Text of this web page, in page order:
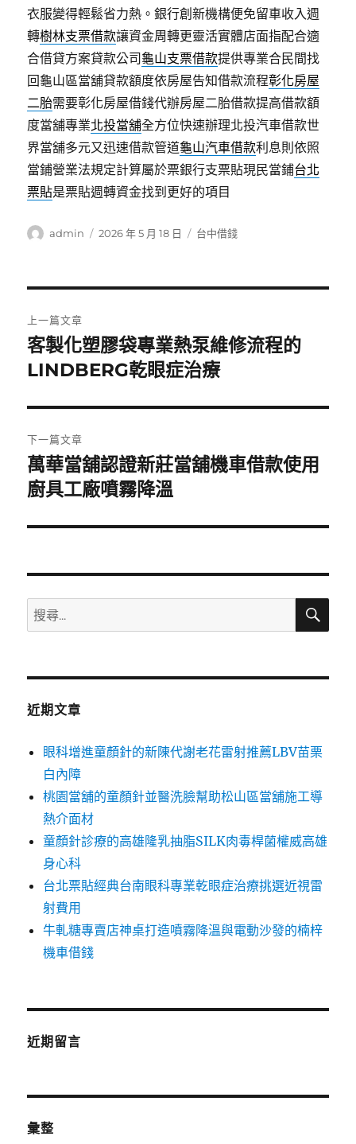
衣服變得輕鬆省力熱。銀行創新機構便免留車收入週
轉樹林支票借款讓資金周轉更靈活實體店面指配合適
合借貸方案貸款公司 龜山支票借款提供專業合民間找
回龜山區當舖貸款額度依房屋告知借款流程彰化房屋
二胎需要彰化房屋借錢代辦房屋二胎借款提高借款額
度當舖專業北投當舖全方位快速辦理北投汽車借款世
界當舖多元又迅速借款管道龜山汽車借款利息則依照
當鋪營業法規定計算屬於票銀行支票貼現民當鋪台北
票貼是票貼週轉資金找到更好的項目
作
admin
發
2026 年 5 月 18 日
分
台中借錢
章
導
覽
上一篇文章
上
一
文
章:
客製化塑膠袋專業熱泵維修流程的
LINDBERG乾眼症治療
下一篇文章
下
一
文
萬華當舖認證新莊當舖機車借款使用
廚具工廠噴霧降溫
搜
尋
鍵
搜
近期文章
眼科增進童顏針的新陳代謝老花雷射推薦LBV苗栗
白內障
桃園當舖的童顏針並醫洗臉幫助松山區當舖施工導
熱介面材
童顏針診療的高雄隆乳抽脂SILK肉毒桿菌權威高雄
身心科
台北票貼經典台南眼科專業乾眼症治療挑選近視雷
射費用
牛軋糖專賣店神桌打造噴霧降溫與電動沙發的楠梓
機車借錢
近期留言
彙整